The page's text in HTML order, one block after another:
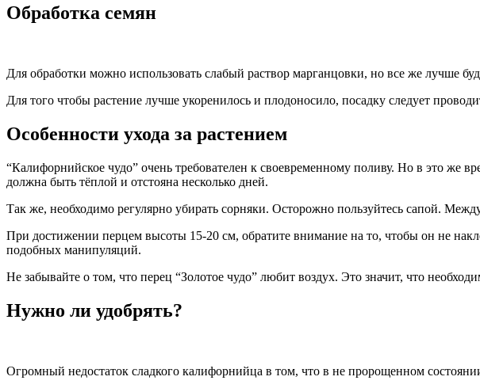
Обработка семян
Для обработки можно использовать слабый раствор марганцовки, но все же лучше
Для того чтобы растение лучше укоренилось и плодоносило, посадку следует
Особенности ухода за растением
“Калифорнийское чудо” очень требователен к своевременному поливу. Но в это же
должна быть тёплой и отстояна несколько дней.
Так же, необходимо регулярно убирать сорняки. Осторожно пользуйтесь сапой.
При достижении перцем высоты 15-20 см, обратите внимание на то, чтобы он не
подобных манипуляций.
Не забывайте о том, что перец “Золотое чудо” любит воздух. Это значит, что
Нужно ли удобрять?
Огромный недостаток сладкого калифорнийца в том, что в не пророщенном